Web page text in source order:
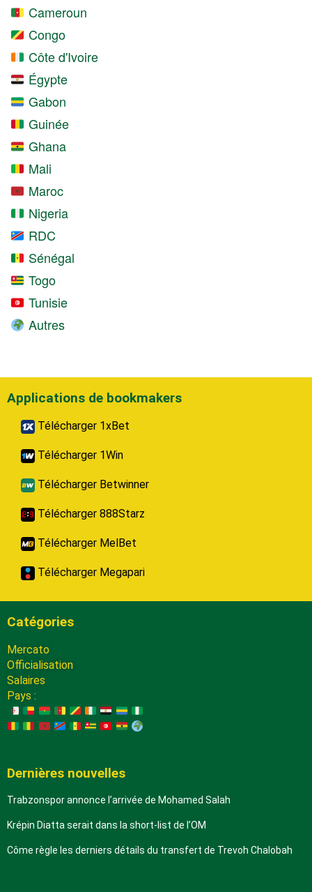
Cameroun
Congo
Côte d'Ivoire
Égypte
Gabon
Guinée
Ghana
Mali
Maroc
Nigeria
RDC
Sénégal
Togo
Tunisie
Autres
Applications de bookmakers
Télécharger 1xBet
Télécharger 1Win
Télécharger Betwinner
Télécharger 888Starz
Télécharger MelBet
Télécharger Megapari
Catégories
Mercato
Officialisation
Salaires
Pays :
Dernières nouvelles
Trabzonspor annonce l’arrivée de Mohamed Salah
Krépin Diatta serait dans la short-list de l’OM
Côme règle les derniers détails du transfert de Trevoh Chalobah